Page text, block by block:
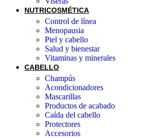
NUTRICOSMÉTICA
Control de línea
Menopausia
Piel y cabello
Salud y bienestar
Vitaminas y minerales
CABELLO
Champús
Acondicionadores
Mascarillas
Productos de acabado
Caída del cabello
Protectores
Accesorios